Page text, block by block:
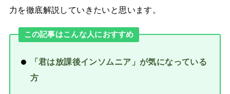
力を徹底解説していきたいと思います。
この記事はこんな人におすすめ
「君は放課後インソムニア」が気になっている
方